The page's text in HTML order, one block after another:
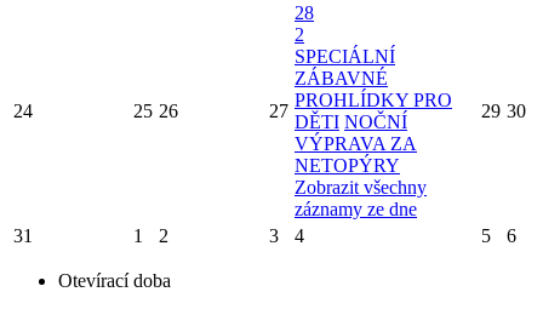
24 25 26 27
28
2
SPECIÁLNÍ
ZÁBAVNÉ
PROHLÍDKY PRO
DĚTI NOČNÍ
VÝPRAVA ZA
NETOPÝRY
Zobrazit všechny
záznamy ze dne
29 30
31 1 2 3 4 5 6
Otevírací doba